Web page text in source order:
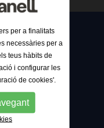
80, 1º 1º
Spain
per a finalitats
necessàries per a
teus hàbits de
i configurar les
de cookies'.